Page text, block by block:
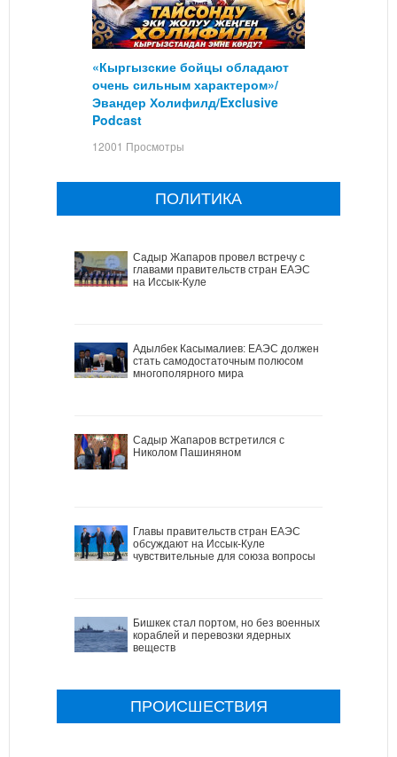
«Кыргызские бойцы обладают
очень сильным характером»/
Эвандер Холифилд/Exclusive
Podcast
12001 Просмотры
ПОЛИТИКА
Садыр Жапаров провел встречу с
главами правительств стран ЕАЭС
на Иссык-Куле
Адылбек Касымалиев: ЕАЭС должен
стать самодостаточным полюсом
многополярного мира
Садыр Жапаров встретился с
Николом Пашиняном
Главы правительств стран ЕАЭС
обсуждают на Иссык-Куле
чувствительные для союза вопросы
Бишкек стал портом, но без военных
кораблей и перевозки ядерных
веществ
ПРОИСШЕСТВИЯ